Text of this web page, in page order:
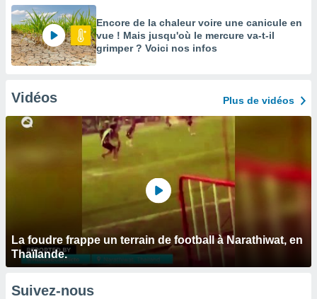
Encore de la chaleur voire une canicule en
vue ! Mais jusqu'où le mercure va-t-il
grimper ? Voici nos infos
Vidéos Plus de vidéos
La foudre frappe un terrain de football à Narathiwat, en
Thaïlande.
Suivez-nous